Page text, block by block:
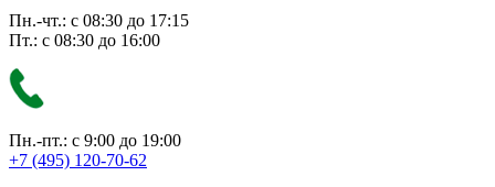
Пн.-чт.: с 08:30 до 17:15
Пт.: с 08:30 до 16:00
Пн.-пт.: с 9:00 до 19:00
+7 (495) 120-70-62